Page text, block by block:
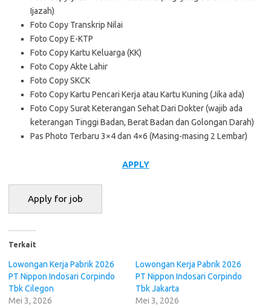
Ijazah)
Foto Copy Transkrip Nilai
Foto Copy E-KTP
Foto Copy Kartu Keluarga (KK)
Foto Copy Akte Lahir
Foto Copy SKCK
Foto Copy Kartu Pencari Kerja atau Kartu Kuning (Jika ada)
Foto Copy Surat Keterangan Sehat Dari Dokter (wajib ada
keterangan Tinggi Badan, Berat Badan dan Golongan Darah)
Pas Photo Terbaru 3×4 dan 4×6 (Masing-masing 2 Lembar)
APPLY
Terkait
Lowongan Kerja Pabrik 2026
PT Nippon Indosari Corpindo
Tbk Cilegon
Mei 3, 2026
Lowongan Kerja Pabrik 2026
PT Nippon Indosari Corpindo
Tbk Jakarta
Mei 3, 2026